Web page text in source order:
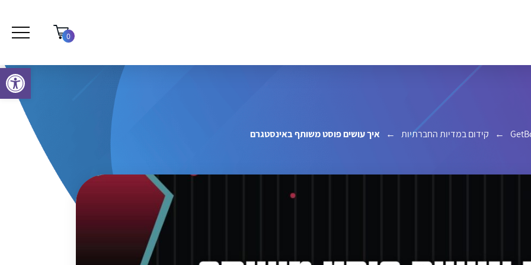
0
←
← קידום במדיות החברתיות איך עושים פוסט משותף באינסטגרם
פתח סרגל נגישות